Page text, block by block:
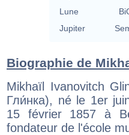
Lune
Jupiter
Biographie de
Mikhaïl Ivanovitch
Гли́нка), né le 1er
15 février 1857 à
fondateur de l'école